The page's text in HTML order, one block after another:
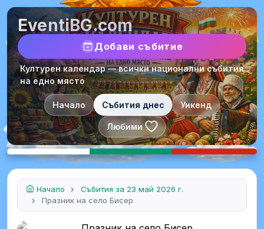
EventiBG.com
Добави събитие
Културен календар — всички национални събития
на едно място
Начало Събития днес Уикенд
Любими
Начало
Събития за 23 май 2026 г.
Празник на село Бисер